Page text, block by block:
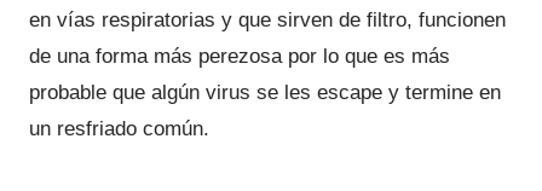
en vías respiratorias y que sirven de filtro, funcionen
de una forma más perezosa por lo que es más
probable que algún virus se les escape y termine en
un resfriado común.